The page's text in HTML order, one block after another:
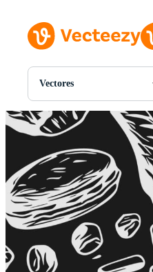
Vectores
Todas Imágenes
Fotos
PNGs
PSDs
SVGs
Plantillas
Vectores
Videos
Gráficos en Movimiento
Imágenes Editoriales
Eventos Editoriales